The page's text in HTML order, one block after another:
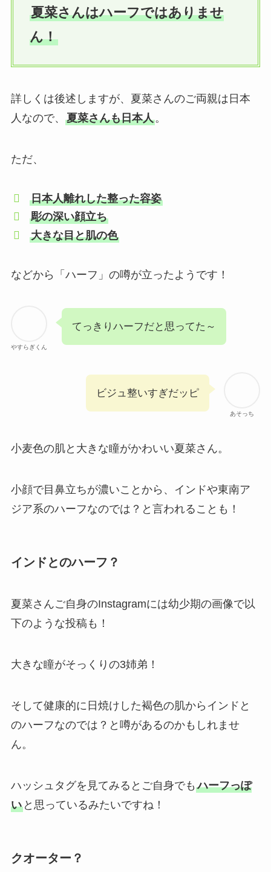
夏菜さんはハーフではありませ
ん！
詳しくは後述しますが、夏菜さんのご両親は日本
人なので、 夏菜さんも日本人。
ただ、
日本人離れした整った容姿
彫の深い顔立ち
大きな目と肌の色
などから「ハーフ」の噂が立ったようです！
やすらぎくん
てっきりハーフだと思ってた～
あそっち
ビジュ整いすぎだッピ
小麦色の肌と大きな瞳がかわいい夏菜さん。
小顔で目鼻立ちが濃いことから、インドや東南ア
ジア系のハーフなのでは？と言われることも！
インドとのハーフ？
夏菜さんご自身のInstagramには幼少期の画像で以
下のような投稿も！
大きな瞳がそっくりの3姉弟！
そして健康的に日焼けした褐色の肌からインドと
のハーフなのでは？と噂があるのかもしれませ
ん。
ハッシュタグを見てみるとご自身でも ハーフっぽ
いと思っているみたいですね！
クオーター？